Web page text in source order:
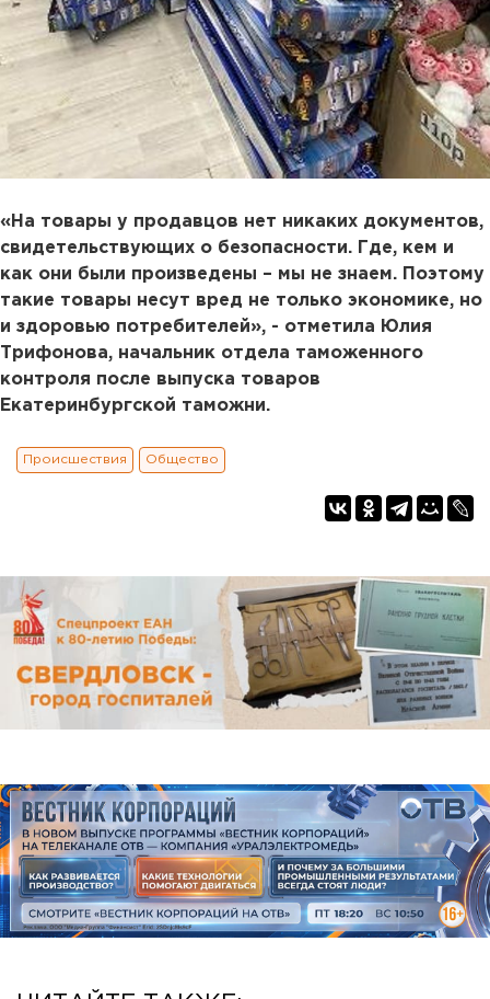
«На товары у продавцов нет никаких документов,
свидетельствующих о безопасности. Где, кем и
как они были произведены – мы не знаем. Поэтому
такие товары несут вред не только экономике, но
и здоровью потребителей», - отметила Юлия
Трифонова, начальник отдела таможенного
контроля после выпуска товаров
Екатеринбургской таможни.
Происшествия Общество